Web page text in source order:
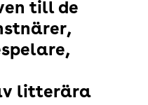
till de
litterära